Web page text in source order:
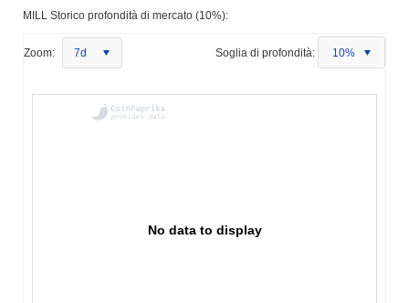
MILL Storico profondità di mercato (10%):
Zoom: 7d Soglia di profondità: 10%
No data to display